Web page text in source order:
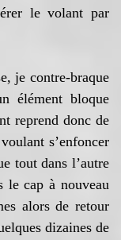
le volant par
je contre-braque
élément bloque
reprend donc de
s’enfoncer
tout dans l’autre
le cap à nouveau
alors de retour
dizaines de